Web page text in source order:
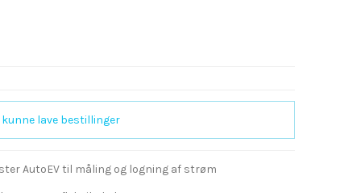
lave bestillinger
AutoEV til måling og logning af strøm